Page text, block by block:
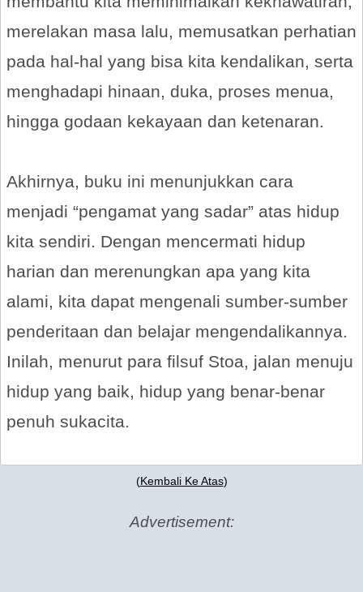
merelakan masa lalu, memusatkan perhatian
pada hal-hal yang bisa kita kendalikan, serta
menghadapi hinaan, duka, proses menua,
hingga godaan kekayaan dan ketenaran.
Akhirnya, buku ini menunjukkan cara
menjadi “pengamat yang sadar” atas hidup
kita sendiri. Dengan mencermati hidup
harian dan merenungkan apa yang kita
alami, kita dapat mengenali sumber-sumber
penderitaan dan belajar mengendalikannya.
Inilah, menurut para filsuf Stoa, jalan menuju
hidup yang baik, hidup yang benar-benar
penuh sukacita.
(Kembali Ke Atas)
Advertisement: